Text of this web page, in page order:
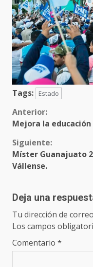
Tags: Estado
Sigue
leyendo
Anterior:
Mejora la
Siguiente:
Míster Guanajuato
Vállense.
Deja una
Tu dirección de
Los campos
Comentario *